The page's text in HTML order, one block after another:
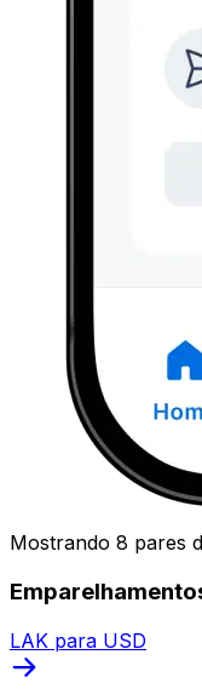
Mostrando 8 pares
LAK para USD